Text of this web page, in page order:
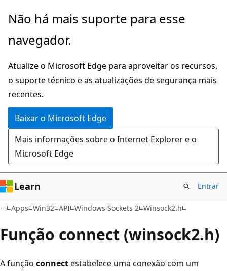
Pular
o
principal
Não há mais suporte para esse
navegador.
Atualize o Microsoft Edge para aproveitar os recursos,
o suporte técnico e as atualizações de segurança mais
recentes.
Baixar o Microsoft Edge
Mais informações sobre o Internet Explorer e o
Microsoft Edge
Learn Entrar
Apps Win32 API Windows Sockets 2 Winsock2.h
Função connect (winsock2.h)
A função connectestabelece uma conexão com um